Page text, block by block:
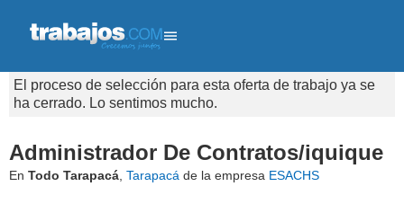
El proceso de selección para esta oferta de trabajo ya se
ha cerrado. Lo sentimos mucho.
Administrador De Contratos/iquique
En Todo Tarapacá Tarapacá de la empresa ESACHS